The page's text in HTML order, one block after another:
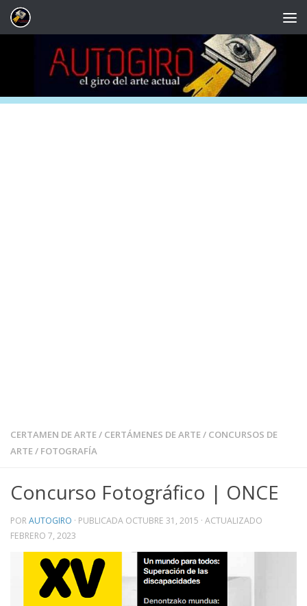
Saltar al contenido
CERTAMEN DE ARTE/ CERTÁMENES DE ARTE/ CONCURSOS DE
ARTE/ FOTOGRAFÍA
Concurso Fotográfico | ONCE
PORAUTOGIRO · PUBLICADA OCTUBRE 31, 2015 · ACTUALIZADO
FEBRERO 7, 2023